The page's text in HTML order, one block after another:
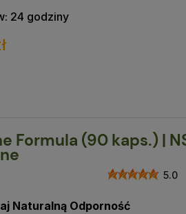
24 godziny
Formula (90 kaps.) |
5.0
Naturalną Odporność